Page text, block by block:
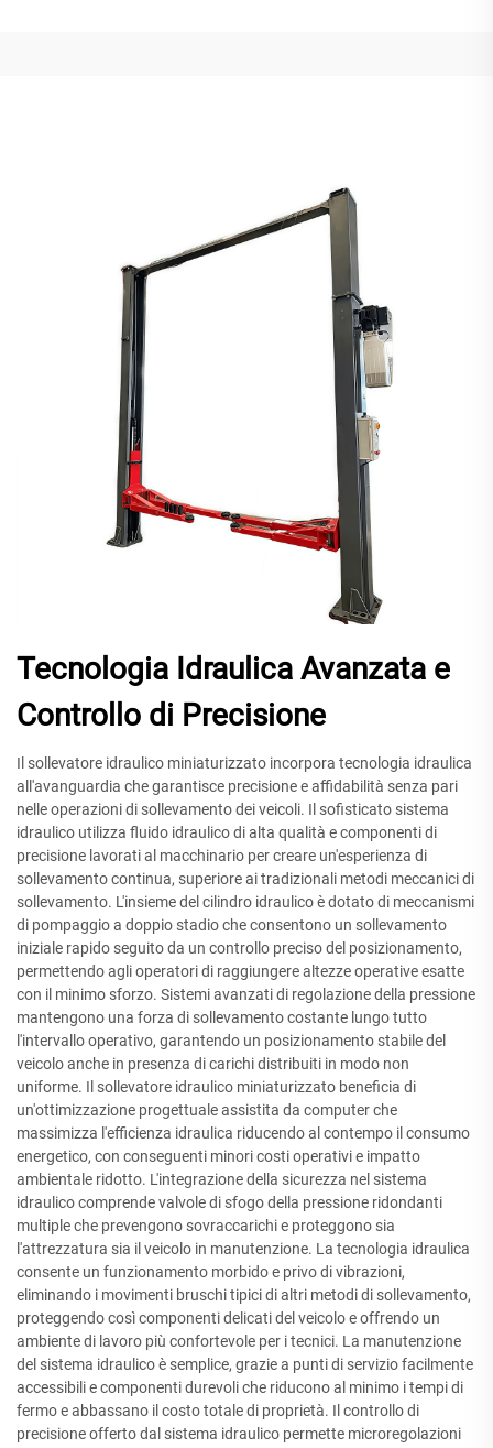
Tecnologia Idraulica Avanzata e
Controllo di Precisione
Il sollevatore idraulico miniaturizzato incorpora tecnologia idraulica
all'avanguardia che garantisce precisione e affidabilità senza pari
nelle operazioni di sollevamento dei veicoli. Il sofisticato sistema
idraulico utilizza fluido idraulico di alta qualità e componenti di
precisione lavorati al macchinario per creare un'esperienza di
sollevamento continua, superiore ai tradizionali metodi meccanici di
sollevamento. L'insieme del cilindro idraulico è dotato di meccanismi
di pompaggio a doppio stadio che consentono un sollevamento
iniziale rapido seguito da un controllo preciso del posizionamento,
permettendo agli operatori di raggiungere altezze operative esatte
con il minimo sforzo. Sistemi avanzati di regolazione della pressione
mantengono una forza di sollevamento costante lungo tutto
l'intervallo operativo, garantendo un posizionamento stabile del
veicolo anche in presenza di carichi distribuiti in modo non
uniforme. Il sollevatore idraulico miniaturizzato beneficia di
un'ottimizzazione progettuale assistita da computer che
massimizza l'efficienza idraulica riducendo al contempo il consumo
energetico, con conseguenti minori costi operativi e impatto
ambientale ridotto. L'integrazione della sicurezza nel sistema
idraulico comprende valvole di sfogo della pressione ridondanti
multiple che prevengono sovraccarichi e proteggono sia
l'attrezzatura sia il veicolo in manutenzione. La tecnologia idraulica
consente un funzionamento morbido e privo di vibrazioni,
eliminando i movimenti bruschi tipici di altri metodi di sollevamento,
proteggendo così componenti delicati del veicolo e offrendo un
ambiente di lavoro più confortevole per i tecnici. La manutenzione
del sistema idraulico è semplice, grazie a punti di servizio facilmente
accessibili e componenti durevoli che riducono al minimo i tempi di
fermo e abbassano il costo totale di proprietà. Il controllo di
precisione offerto dal sistema idraulico permette microregolazioni